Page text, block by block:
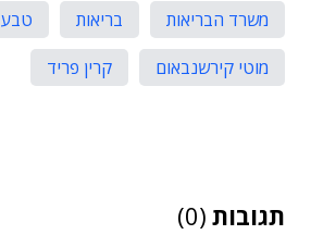
משרד הבריאות בריאות טבע
מוטי קירשנבאום
קרין פריד
תגובות (0)